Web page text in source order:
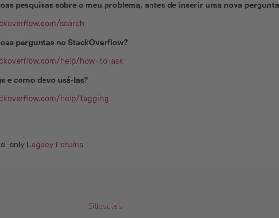
pesquisas sobre o meu problema, antes de inserir uma nova
search
perguntas no StackOverflow?
help/how-to-ask
e como devo usá-las?
help/tagging
only Legacy Forums
Sitios úteis